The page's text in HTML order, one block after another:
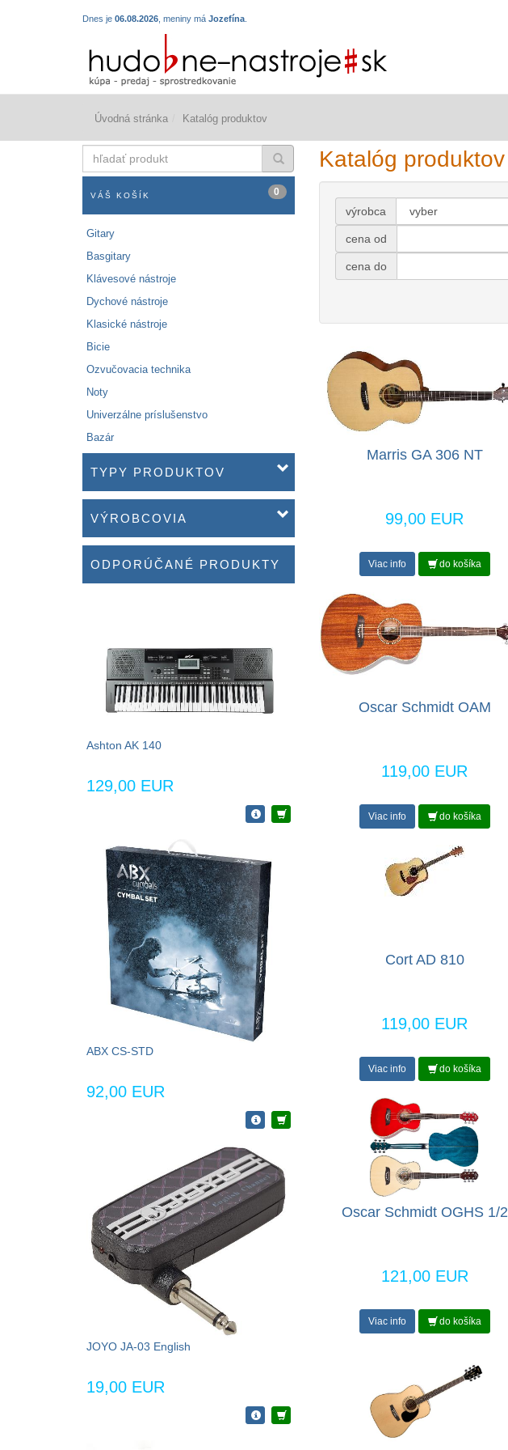
Dnes je 06.08.2026 , meniny má Jozefína
Úvodná stránka Katalóg produktov
produkt
VÁŠ KOŠÍK 0
Gitary
Basgitary
Klávesové nástroje
Dychové nástroje
Klasické nástroje
Bicie
Ozvučovacia technika
Noty
Univerzálne príslušenstvo
Bazár
TYPY PRODUKTOV
VÝROBCOVIA
ODPORÚČANÉ PRODUKTY
Ashton AK 140
129,00 EUR
ABX CS-STD
92,00 EUR
JOYO JA-03 English
19,00 EUR
Katalóg produktov
výrobca
cena od
cena do
Marris GA 306 NT
99,00 EUR
Viac info do košíka
Oscar Schmidt OAM
119,00 EUR
Viac info do košíka
Cort AD 810
119,00 EUR
Viac info do košíka
Oscar Schmidt OGHS 1/2
121,00 EUR
Viac info do košíka